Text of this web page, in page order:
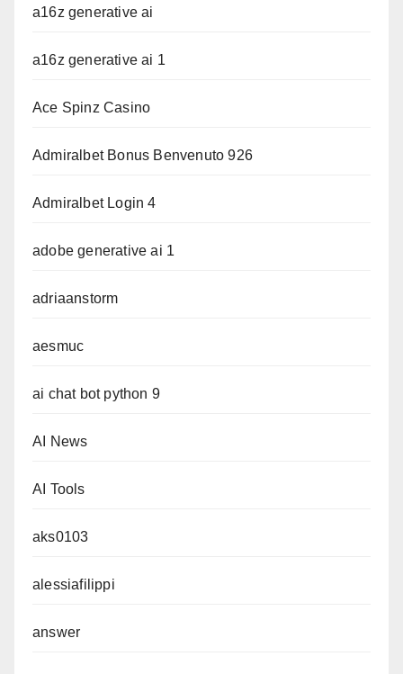
a16z generative ai
a16z generative ai 1
Ace Spinz Casino
Admiralbet Bonus Benvenuto 926
Admiralbet Login 4
adobe generative ai 1
adriaanstorm
aesmuc
ai chat bot python 9
AI News
AI Tools
aks0103
alessiafilippi
answer